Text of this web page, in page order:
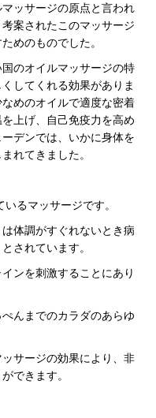
ッサージの原点と言われ
案されたこのマッサージ
めのものでした。
のオイルマッサージの特
してくれる効果がありま
めのオイルで適度な密着
上げ、自己免疫力を高め
デンでは、いかに身体を
れてきました。
るマッサージです。
体調がすぐれないとき病
されています。
ンを刺激することにあり
んまでのカラダのあらゆ
サージの効果により、非
できます。